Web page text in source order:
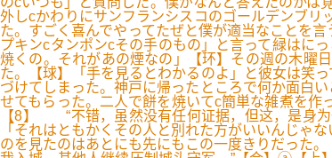
外しcかわりにサンフランシスコのゴールデンブ
た。すごく喜んでやってたぜと僕が適当なことを
プキンcタンポンcその手のもの」と言って緑はに
焼くの。それがあの煙なの」【环】その週の木曜
た。【球】「手を見るとわかるのよ」と彼女は笑
づけてしまった。神戸に帰ったところで何か面白
せてもらった。二人で餅を焼いてc簡単な雑煮を
【8】 “不错，虽然没有任何证据，但这，是身
「それはともかくその人と別れた方がいいんじゃ
のを見たのはあとにも先にもこの一度きりだった